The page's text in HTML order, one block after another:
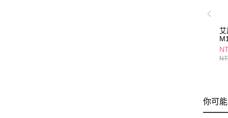
艾
影
你可